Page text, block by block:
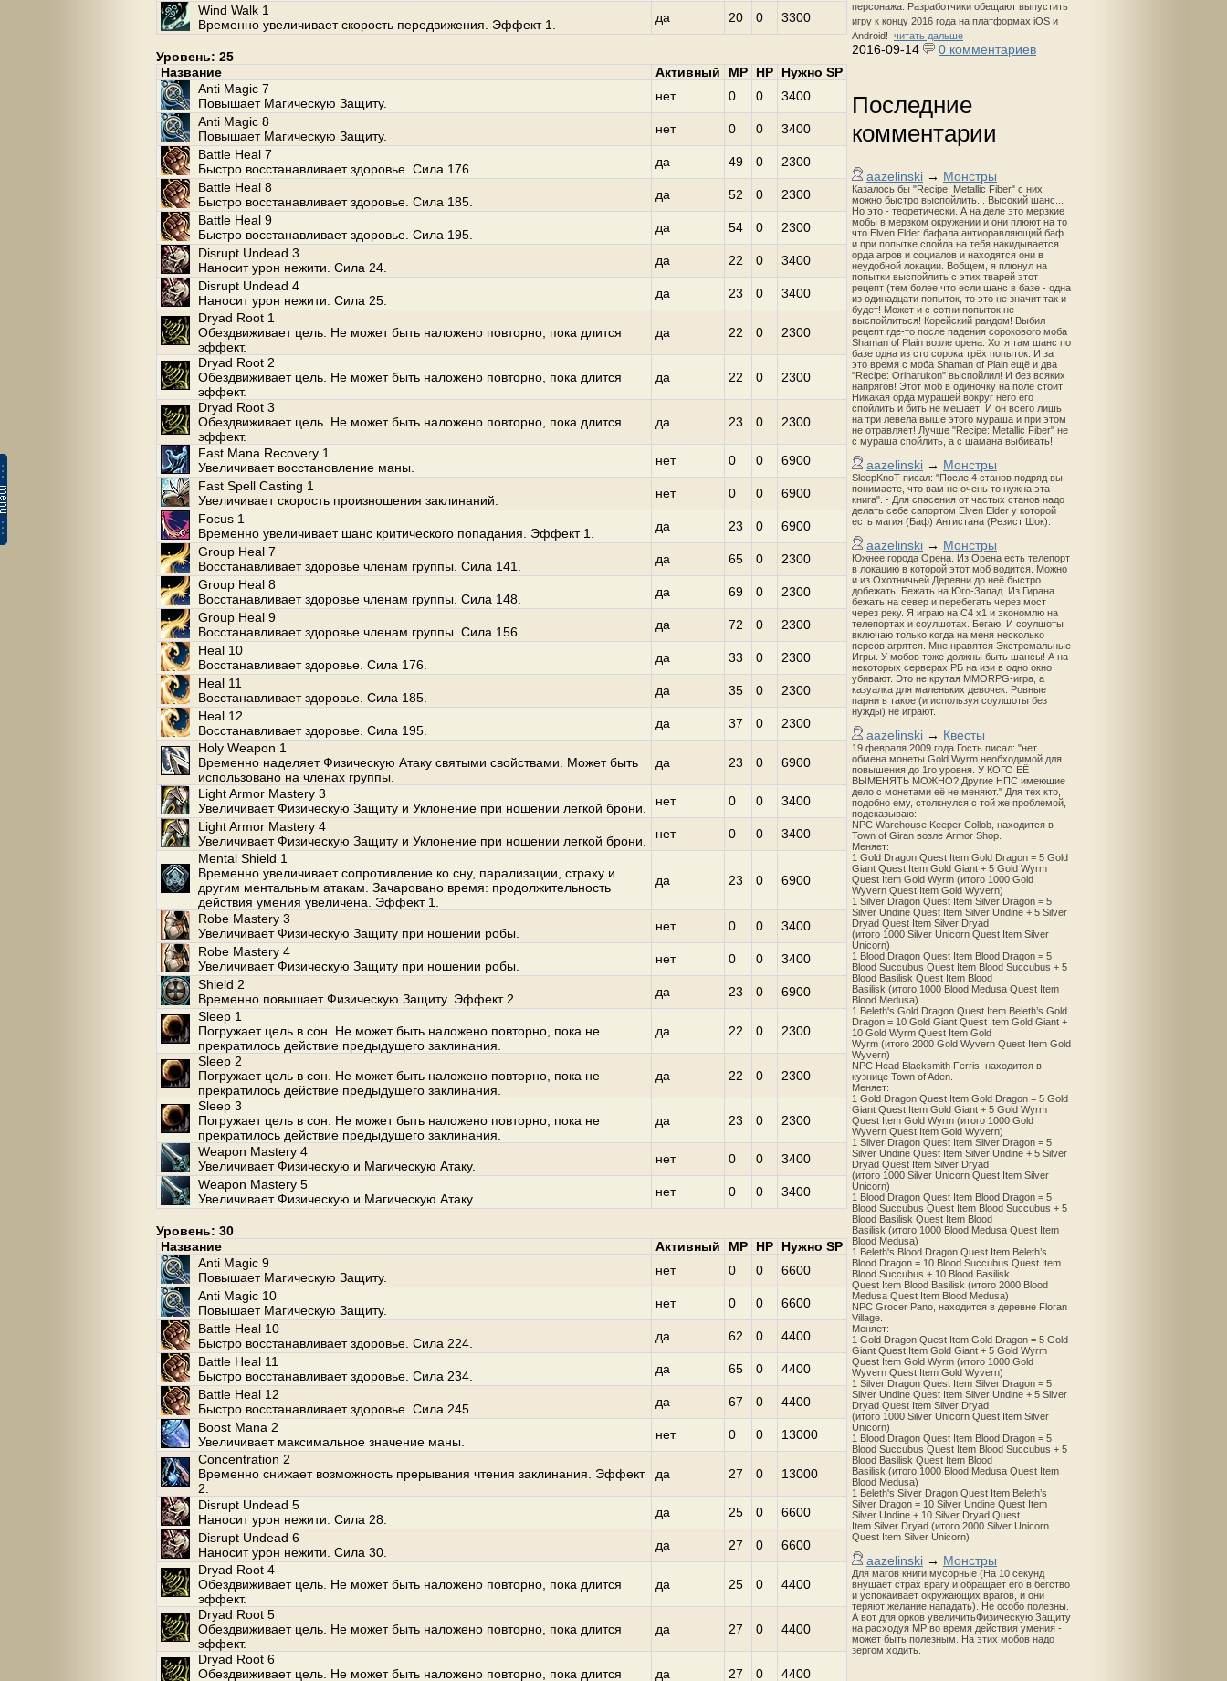
персонажа. Разработчики обещают выпустить
игру к концу 2016 года на платформах iOS и
Android! читать дальше
2016-09-14 0 комментариев
Последние
комментарии
aazelinski → Монстры
Казалось бы "Recipe: Metallic Fiber" с них
можно быстро выспойлить... Высокий шанс...
Но это - теоретически. А на деле это мерзкие
мобы в мерзком окружении и они плюют на то
что Elven Elder бафала антиоравляющий баф
и при попытке спойла на тебя накидывается
орда агров и социалов и находятся они в
неудобной локации. Вобщем, я плюнул на
попытки выспойлить с этих тварей этот
рецепт (тем более что если шанс в базе - одна
из одинадцати попыток, то это не значит так и
будет! Может и с сотни попыток не
выспойлиться! Корейский рандом! Выбил
рецепт где-то после падения сорокового моба
Shaman of Plain возле орена. Хотя там шанс по
базе одна из сто сорока трёх попыток. И за
это время с моба Shaman of Plain ещё и два
"Recipe: Oriharukon" выспойлил! И без всяких
напрягов! Этот моб в одиночку на поле стоит!
Никакая орда мурашей вокруг него его
спойлить и бить не мешает! И он всего лишь
на три левела выше этого мураша и при этом
не отравляет! Лучше "Recipe: Metallic Fiber" не
с мураша спойлить, а с шамана выбивать!
aazelinski → Монстры
SleepKnoT писал: "После 4 станов подряд вы
понимаете, что вам не очень то нужна эта
книга". - Для спасения от частых станов надо
делать себе сапортом Elven Elder у которой
есть магия (Баф) Антистана (Резист Шок).
aazelinski → Монстры
Южнее города Орена. Из Орена есть телепорт
в локацию в которой этот моб водится. Можно
и из Охотничьей Деревни до неё быстро
добежать. Бежать на Юго-Запад. Из Гирана
бежать на север и перебегать через мост
через реку. Я играю на С4 х1 и экономлю на
телепортах и соулшотах. Бегаю. И соулшоты
включаю только когда на меня несколько
персов агрятся. Мне нравятся Экстремальные
Игры. У мобов тоже должны быть шансы! А на
некоторых серверах РБ на изи в одно окно
убивают. Это не крутая MMORPG-игра, а
казуалка для маленьких девочек. Ровные
парни в такое (и используя соулшоты без
нужды) не играют.
aazelinski → Квесты
19 февраля 2009 года Гость писал: "нет
обмена монеты Gold Wyrm необходимой для
повышения до 1го уровня. У КОГО ЕЁ
ВЫМЕНЯТЬ МОЖНО? Другие НПС имеющие
дело с монетами её не меняют." Для тех кто,
подобно ему, столкнулся с той же проблемой,
подсказываю:
NPC Warehouse Keeper Collob, находится в
Town of Giran возле Armor Shop.
Меняет:
1 Gold Dragon Quest Item Gold Dragon = 5 Gold
Giant Quest Item Gold Giant + 5 Gold Wyrm
Quest Item Gold Wyrm (итого 1000 Gold
Wyvern Quest Item Gold Wyvern)
1 Silver Dragon Quest Item Silver Dragon = 5
Silver Undine Quest Item Silver Undine + 5 Silver
Dryad Quest Item Silver Dryad
(итого 1000 Silver Unicorn Quest Item Silver
Unicorn)
1 Blood Dragon Quest Item Blood Dragon = 5
Blood Succubus Quest Item Blood Succubus + 5
Blood Basilisk Quest Item Blood
Basilisk (итого 1000 Blood Medusa Quest Item
Blood Medusa)
1 Beleth's Gold Dragon Quest Item Beleth’s Gold
Dragon = 10 Gold Giant Quest Item Gold Giant +
10 Gold Wyrm Quest Item Gold
Wyrm (итого 2000 Gold Wyvern Quest Item Gold
Wyvern)
NPC Head Blacksmith Ferris, находится в
кузнице Town of Aden.
Меняет:
1 Gold Dragon Quest Item Gold Dragon = 5 Gold
Giant Quest Item Gold Giant + 5 Gold Wyrm
Quest Item Gold Wyrm (итого 1000 Gold
Wyvern Quest Item Gold Wyvern)
1 Silver Dragon Quest Item Silver Dragon = 5
Silver Undine Quest Item Silver Undine + 5 Silver
Dryad Quest Item Silver Dryad
(итого 1000 Silver Unicorn Quest Item Silver
Unicorn)
1 Blood Dragon Quest Item Blood Dragon = 5
Blood Succubus Quest Item Blood Succubus + 5
Blood Basilisk Quest Item Blood
Basilisk (итого 1000 Blood Medusa Quest Item
Blood Medusa)
1 Beleth's Blood Dragon Quest Item Beleth’s
Blood Dragon = 10 Blood Succubus Quest Item
Blood Succubus + 10 Blood Basilisk
Quest Item Blood Basilisk (итого 2000 Blood
Medusa Quest Item Blood Medusa)
NPC Grocer Pano, находится в деревне Floran
Village.
Меняет:
1 Gold Dragon Quest Item Gold Dragon = 5 Gold
Giant Quest Item Gold Giant + 5 Gold Wyrm
Quest Item Gold Wyrm (итого 1000 Gold
Wyvern Quest Item Gold Wyvern)
1 Silver Dragon Quest Item Silver Dragon = 5
Silver Undine Quest Item Silver Undine + 5 Silver
Dryad Quest Item Silver Dryad
(итого 1000 Silver Unicorn Quest Item Silver
Unicorn)
1 Blood Dragon Quest Item Blood Dragon = 5
Blood Succubus Quest Item Blood Succubus + 5
Blood Basilisk Quest Item Blood
Basilisk (итого 1000 Blood Medusa Quest Item
Blood Medusa)
1 Beleth's Silver Dragon Quest Item Beleth’s
Silver Dragon = 10 Silver Undine Quest Item
Silver Undine + 10 Silver Dryad Quest
Item Silver Dryad (итого 2000 Silver Unicorn
Quest Item Silver Unicorn)
aazelinski → Монстры
Для магов книги мусорные (На 10 секунд
внушает страх врагу и обращает его в бегство
и успокаивает окружающих врагов, и они
теряют желание нападать). Не особо полезны.
А вот для орков увеличитьФизическую Защиту
на расходуя MP во время действия умения -
может быть полезным. На этих мобов надо
зергом ходить.
Wind Walk 1
Временно увеличивает скорость передвижения. Эффект 1.
да 20 0 3300
Уровень: 25
Название
Активный MP HP
Нужно SP
Anti Magic 7
Повышает Магическую Защиту.
нет 0 0
3400
Anti Magic 8
Повышает Магическую Защиту.
нет 0 0
3400
Battle Heal 7
Быстро восстанавливает здоровье. Сила 176.
да 49 0
2300
Battle Heal 8
Быстро восстанавливает здоровье. Сила 185.
да 52 0
2300
Battle Heal 9
Быстро восстанавливает здоровье. Сила 195.
да 54 0
2300
Disrupt Undead 3
Наносит урон нежити. Сила 24.
да 22 0
3400
Disrupt Undead 4
Наносит урон нежити. Сила 25.
да 23 0
3400
Dryad Root 1
Обездвиживает цель. Не может быть наложено повторно, пока длится
эффект.
да 22 0 2300
Dryad Root 2
Обездвиживает цель. Не может быть наложено повторно, пока длится
эффект.
да 22 0 2300
Dryad Root 3
Обездвиживает цель. Не может быть наложено повторно, пока длится
эффект.
да 23 0 2300
Fast Mana Recovery 1
Увеличивает восстановление маны.
нет 0 0
6900
Fast Spell Casting 1
Увеличивает скорость произношения заклинаний.
нет 0 0
6900
Focus 1
Временно увеличивает шанс критического попадания. Эффект 1.
да 23 0
6900
Group Heal 7
Восстанавливает здоровье членам группы. Сила 141.
да 65 0
2300
Group Heal 8
Восстанавливает здоровье членам группы. Сила 148.
да 69 0
2300
Group Heal 9
Восстанавливает здоровье членам группы. Сила 156.
да 72 0
2300
Heal 10
Восстанавливает здоровье. Сила 176.
да 33 0
2300
Heal 11
Восстанавливает здоровье. Сила 185.
да 35 0
2300
Heal 12
Восстанавливает здоровье. Сила 195.
да 37 0
2300
Holy Weapon 1
Временно наделяет Физическую Атаку святыми свойствами. Может быть
использовано на членах группы.
да 23 0 6900
Light Armor Mastery 3
Увеличивает Физическую Защиту и Уклонение при ношении легкой брони.
нет 0 0
3400
Light Armor Mastery 4
Увеличивает Физическую Защиту и Уклонение при ношении легкой брони.
нет 0 0
3400
Mental Shield 1
Временно увеличивает сопротивление ко сну, парализации, страху и
другим ментальным атакам. Зачаровано время: продолжительность
действия умения увеличена. Эффект 1.
да 23 0 6900
Robe Mastery 3
Увеличивает Физическую Защиту при ношении робы.
нет 0 0
3400
Robe Mastery 4
Увеличивает Физическую Защиту при ношении робы.
нет 0 0
3400
Shield 2
Временно повышает Физическую Защиту. Эффект 2.
да 23 0
6900
Sleep 1
Погружает цель в сон. Не может быть наложено повторно, пока не
прекратилось действие предыдущего заклинания.
да 22 0 2300
Sleep 2
Погружает цель в сон. Не может быть наложено повторно, пока не
прекратилось действие предыдущего заклинания.
да 22 0 2300
Sleep 3
Погружает цель в сон. Не может быть наложено повторно, пока не
прекратилось действие предыдущего заклинания.
да 23 0 2300
Weapon Mastery 4
Увеличивает Физическую и Магическую Атаку.
нет 0 0
3400
Weapon Mastery 5
Увеличивает Физическую и Магическую Атаку.
нет 0 0 3400
Уровень: 30
Название
Активный MP HP
Нужно SP
Anti Magic 9
Повышает Магическую Защиту.
нет 0 0
6600
Anti Magic 10
Повышает Магическую Защиту.
нет 0 0
6600
Battle Heal 10
Быстро восстанавливает здоровье. Сила 224.
да 62 0
4400
Battle Heal 11
Быстро восстанавливает здоровье. Сила 234.
да 65 0
4400
Battle Heal 12
Быстро восстанавливает здоровье. Сила 245.
да 67 0
4400
Boost Mana 2
Увеличивает максимальное значение маны.
нет 0 0
13000
Concentration 2
Временно снижает возможность прерывания чтения заклинания. Эффект
2.
да 27 0 13000
Disrupt Undead 5
Наносит урон нежити. Сила 28.
да 25 0
6600
Disrupt Undead 6
Наносит урон нежити. Сила 30.
да 27 0
6600
Dryad Root 4
Обездвиживает цель. Не может быть наложено повторно, пока длится
эффект.
да 25 0 4400
Dryad Root 5
Обездвиживает цель. Не может быть наложено повторно, пока длится
эффект.
да 27 0 4400
Dryad Root 6
Обездвиживает цель. Не может быть наложено повторно, пока длится
да 27 0 4400